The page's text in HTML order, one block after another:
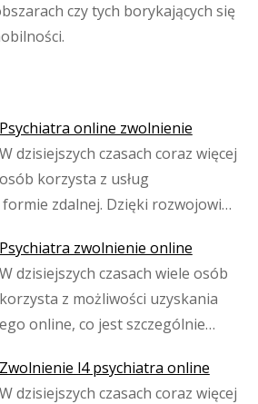
czy tych borykających się
Psychiatra online zwolnienie
W dzisiejszych czasach coraz więcej
osób korzysta z usług
zdalnej. Dzięki rozwojowi…
Psychiatra zwolnienie online
W dzisiejszych czasach wiele osób
korzysta z możliwości uzyskania
online, co jest szczególnie…
Zwolnienie l4 psychiatra online
W dzisiejszych czasach coraz więcej